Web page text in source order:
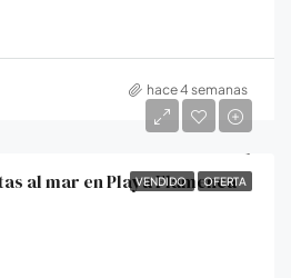
hace 4 semanas
VENDIDO OFERTA
al mar en Playa Flamenca